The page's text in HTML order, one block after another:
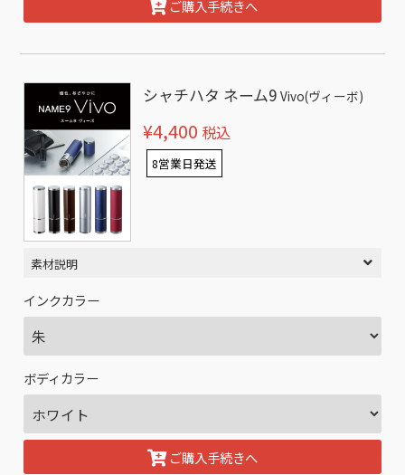
ご購入手続きへ
シャチハタ ネーム9Vivo(ヴィーボ)
¥4,400 税込
8営業日発送
素材説明
インクカラー
ボディカラー
ご購入手続きへ